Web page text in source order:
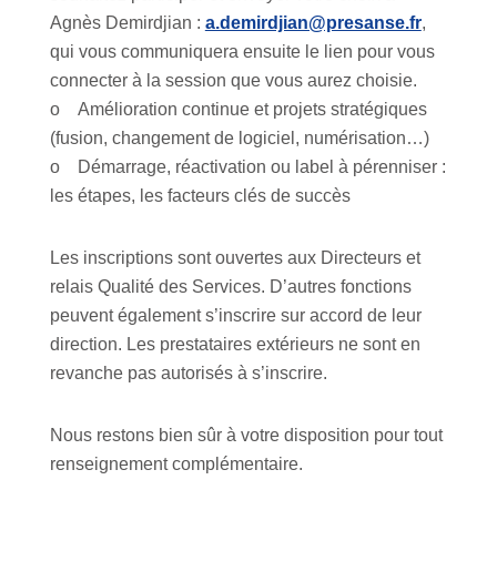
Agnès Demirdjian : a.demirdjian@presanse.fr,
qui vous communiquera ensuite le lien pour vous
connecter à la session que vous aurez choisie.
o Amélioration continue et projets stratégiques
(fusion, changement de logiciel, numérisation…)
o Démarrage, réactivation ou label à pérenniser :
les étapes, les facteurs clés de succès
Les inscriptions sont ouvertes aux Directeurs et
relais Qualité des Services. D’autres fonctions
peuvent également s’inscrire sur accord de leur
direction. Les prestataires extérieurs ne sont en
revanche pas autorisés à s’inscrire.
Nous restons bien sûr à votre disposition pour tout
renseignement complémentaire.